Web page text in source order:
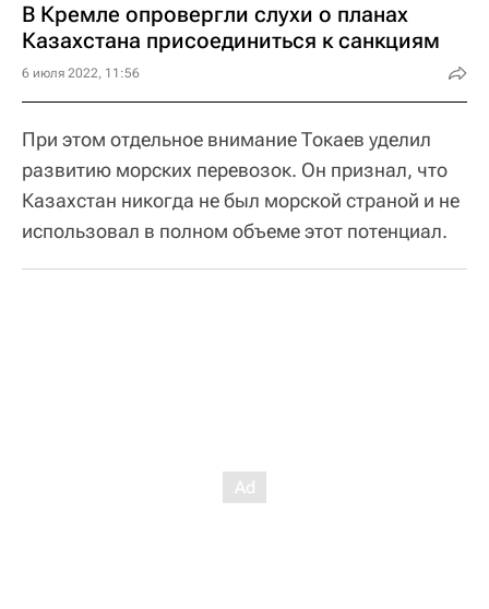
В Кремле опровергли слухи о планах
Казахстана присоединиться к санкциям
6 июля 2022, 11:56
При этом отдельное внимание Токаев уделил
развитию морских перевозок. Он признал, что
Казахстан никогда не был морской страной и не
использовал в полном объеме этот потенциал.